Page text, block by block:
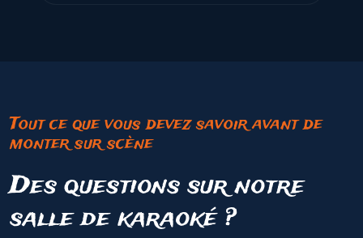
Tout ce que vous devez savoir avant de
monter sur scène
Des questions sur notre
salle de karaoké ?